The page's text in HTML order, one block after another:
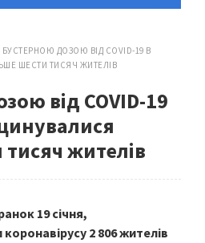
БУСТЕРНОЮ ДОЗОЮ ВІД COVID-19 В
ШЕСТИ ТИСЯЧ ЖИТЕЛІВ
від COVID-19
жителів
19 січня,
2 806 жителів